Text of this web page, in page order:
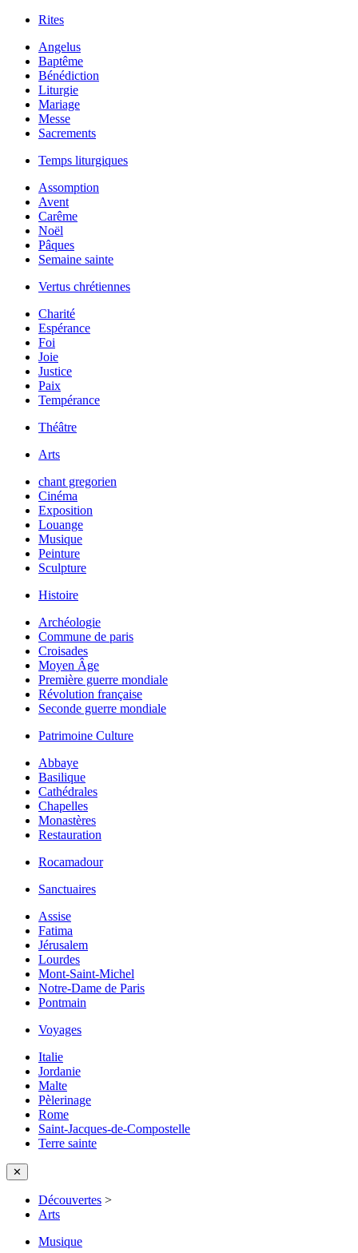
Rites
Angelus
Baptême
Bénédiction
Liturgie
Mariage
Messe
Sacrements
Temps liturgiques
Assomption
Avent
Carême
Noël
Pâques
Semaine sainte
Vertus chrétiennes
Charité
Espérance
Foi
Joie
Justice
Paix
Tempérance
Théâtre
Arts
chant gregorien
Cinéma
Exposition
Louange
Musique
Peinture
Sculpture
Histoire
Archéologie
Commune de paris
Croisades
Moyen Âge
Première guerre mondiale
Révolution française
Seconde guerre mondiale
Patrimoine Culture
Abbaye
Basilique
Cathédrales
Chapelles
Monastères
Restauration
Rocamadour
Sanctuaires
Assise
Fatima
Jérusalem
Lourdes
Mont-Saint-Michel
Notre-Dame de Paris
Pontmain
Voyages
Italie
Jordanie
Malte
Pèlerinage
Rome
Saint-Jacques-de-Compostelle
Terre sainte
✕
Découvertes >
Arts
Musique